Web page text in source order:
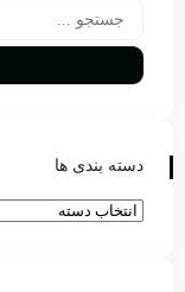
دسته بندی ها